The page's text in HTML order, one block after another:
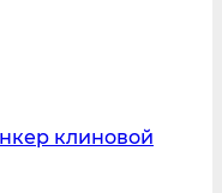
клиновой